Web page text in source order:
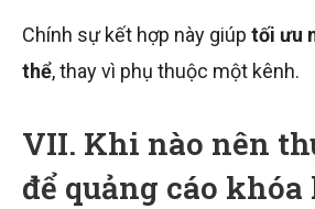
Chính sự kết hợp này giúp tối ưu
thể, thay vì phụ thuộc một kênh.
VII. Khi nào nên
để quảng cáo